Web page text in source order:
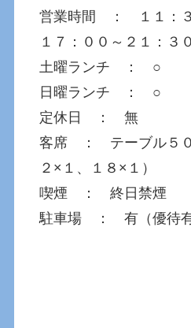
営業時間 ： １１：３
１７：００～２１：３０
土曜ランチ ： ○
日曜ランチ ： ○
定休日 ： 無
客席 ： テーブル５０
２×１、１８×１）
喫煙 ： 終日禁煙
駐車場 ： 有（優待有